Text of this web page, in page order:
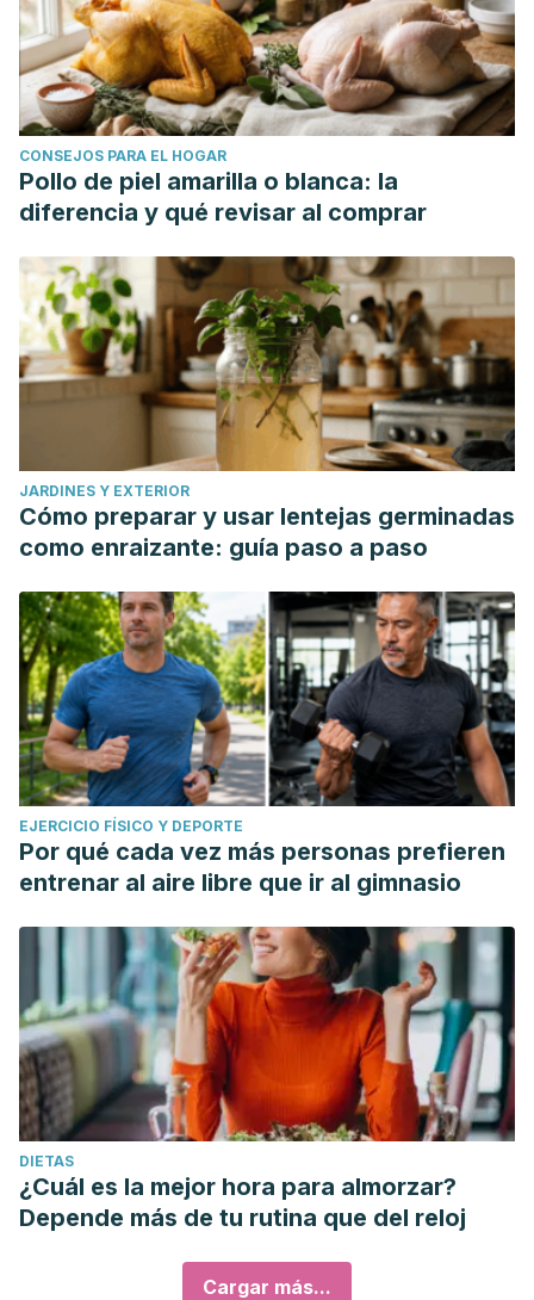
CONSEJOS PARA EL HOGAR
Pollo de piel amarilla o blanca: la
diferencia y qué revisar al comprar
JARDINES Y EXTERIOR
Cómo preparar y usar lentejas germinadas
como enraizante: guía paso a paso
EJERCICIO FÍSICO Y DEPORTE
Por qué cada vez más personas prefieren
entrenar al aire libre que ir al gimnasio
DIETAS
¿Cuál es la mejor hora para almorzar?
Depende más de tu rutina que del reloj
Cargar más...